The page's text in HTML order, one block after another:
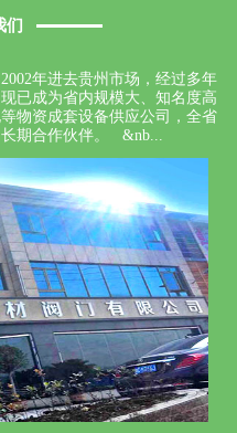
们
年进去贵州市场，经过多年
已成为省内规模大、知名度高
物资成套设备供应公司，全省
期合作伙伴。 &nb...